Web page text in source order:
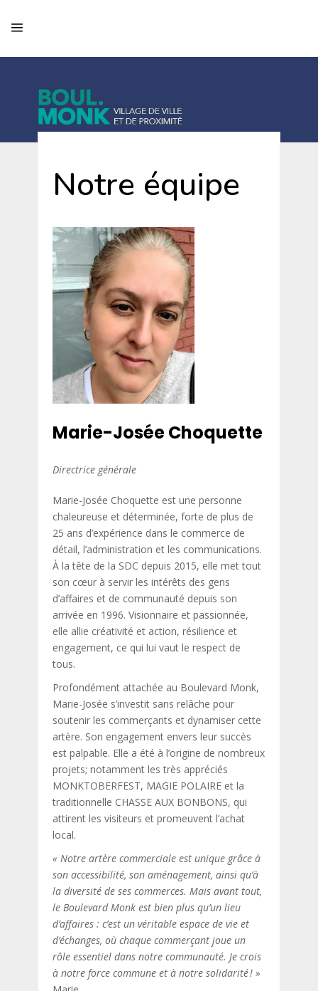
Notre équipe
Marie-Josée Choquette
Directrice générale
Marie-Josée Choquette est une personne
chaleureuse et déterminée, forte de plus de
25 ans d’expérience dans le commerce de
détail, l’administration et les communications.
À la tête de la SDC depuis 2015, elle met tout
son cœur à servir les intérêts des gens
d’affaires et de communauté depuis son
arrivée en 1996. Visionnaire et passionnée,
elle allie créativité et action, résilience et
engagement, ce qui lui vaut le respect de
tous.
Profondément attachée au Boulevard Monk,
Marie-Josée s’investit sans relâche pour
soutenir les commerçants et dynamiser cette
artère. Son engagement envers leur succès
est palpable. Elle a été à l’origine de nombreux
projets; notamment les très appréciés
MONKTOBERFEST, MAGIE POLAIRE et la
traditionnelle CHASSE AUX BONBONS, qui
attirent les visiteurs et promeuvent l’achat
local.
« Notre artère commerciale est unique grâce à
son accessibilité, son aménagement, ainsi qu’à
la diversité de ses commerces. Mais avant tout,
le Boulevard Monk est bien plus qu’un lieu
d’affaires : c’est un véritable espace de vie et
d’échanges, où chaque commerçant joue un
rôle essentiel dans notre communauté. Je crois
à notre force commune et à notre solidarité ! »